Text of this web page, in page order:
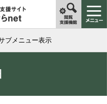
ブメニュー表示